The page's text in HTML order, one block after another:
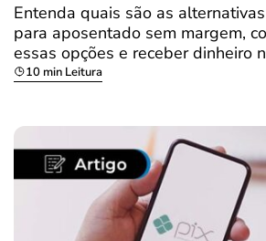
Entenda quais são as
para aposentado sem margem,
essas opções e receber dinheiro
10 min Leitura